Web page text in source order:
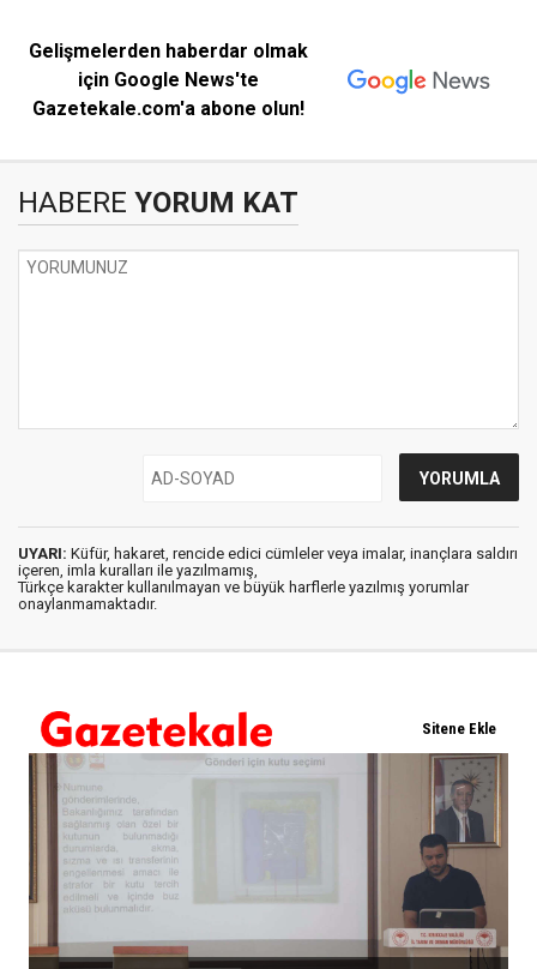
Gelişmelerden haberdar olmak
için Google News'te
Gazetekale.com'a abone olun!
HABERE YORUM KAT
UYARI: Küfür, hakaret, rencide edici cümleler veya imalar, inançlara saldırı
içeren, imla kuralları ile yazılmamış,
Türkçe karakter kullanılmayan ve büyük harflerle yazılmış yorumlar
onaylanmamaktadır.